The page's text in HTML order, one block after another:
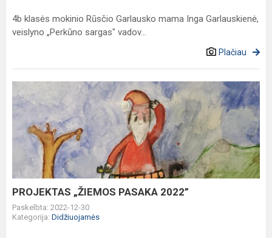
4b klasės mokinio Rūsčio Garlausko mama Inga Garlauskienė,
veislyno „Perkūno sargas" vadov...
Plačiau
„ŽIEMOS
PASAKA
2022”
PROJEKTAS „ŽIEMOS PASAKA 2022”
Paskelbta: 2022-12-30
Kategorija: Didžiuojamės